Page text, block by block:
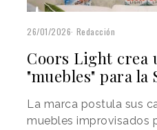
26/01/2026 Redacción
Coors Light crea
"muebles" para la
La marca postula sus
muebles improvisados